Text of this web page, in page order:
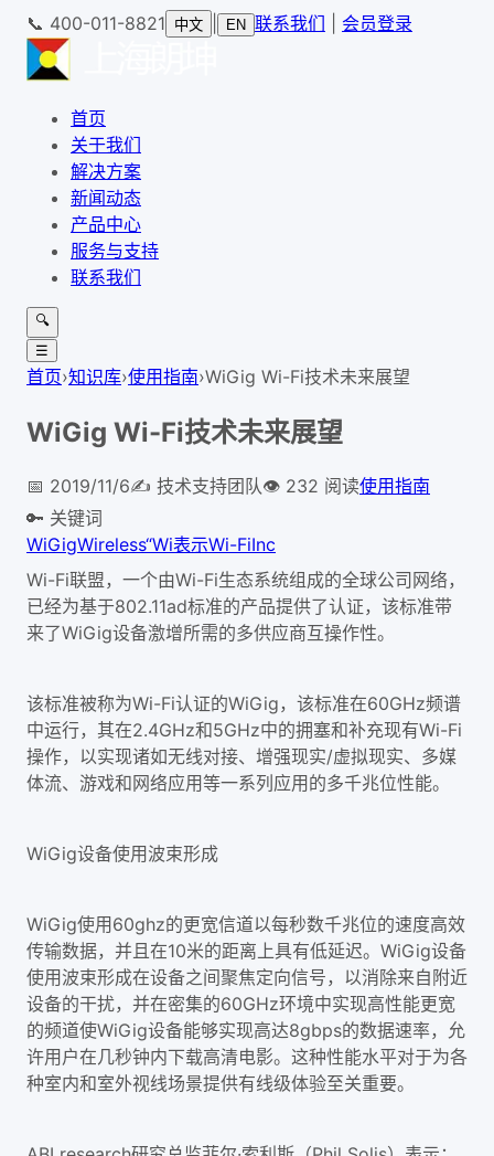
📞 400-011-8821 中文 EN 联系我们 会员登录
首页
关于我们
解决方案
新闻动态
产品中心
服务与支持
联系我们
🔍
☰
首页›知识库›使用指南›WiGig Wi-Fi技术未来展望
WiGig Wi-Fi技术未来展望
📅 2019/11/6✍️ 技术支持团队👁 232 阅读使用指南
🔑 关键词
WiGigWireless“Wi表示Wi-FiInc
Wi-Fi联盟，一个由Wi-Fi生态系统组成的全球公司网络，
已经为基于802.11ad标准的产品提供了认证，该标准带
来了WiGig设备激增所需的多供应商互操作性。
该标准被称为Wi-Fi认证的WiGig，该标准在60GHz频谱
中运行，其在2.4GHz和5GHz中的拥塞和补充现有Wi-Fi
操作，以实现诸如无线对接、增强现实/虚拟现实、多媒
体流、游戏和网络应用等一系列应用的多千兆位性能。
WiGig设备使用波束形成
WiGig使用60ghz的更宽信道以每秒数千兆位的速度高效
传输数据，并且在10米的距离上具有低延迟。WiGig设备
使用波束形成在设备之间聚焦定向信号，以消除来自附近
设备的干扰，并在密集的60GHz环境中实现高性能更宽
的频道使WiGig设备能够实现高达8gbps的数据速率，允
许用户在几秒钟内下载高清电影。这种性能水平对于为各
种室内和室外视线场景提供有线级体验至关重要。